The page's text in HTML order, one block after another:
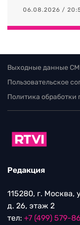
06.08.2026 /
Выходные данные
Пользовательское
Политика
Редакция
115280, г. Москва,
д. 26, этаж 2
тел: +7 (499) 579-